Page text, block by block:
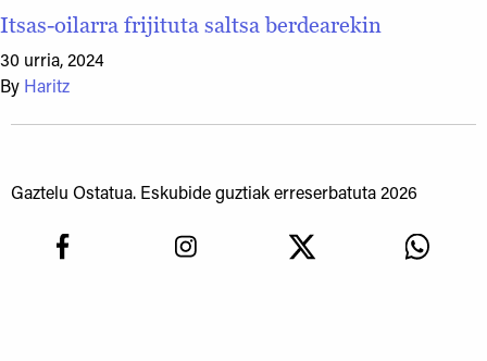
Itsas-oilarra frijituta saltsa berdearekin
30 urria, 2024
By Haritz
Gaztelu Ostatua. Eskubide guztiak erreserbatuta 2026